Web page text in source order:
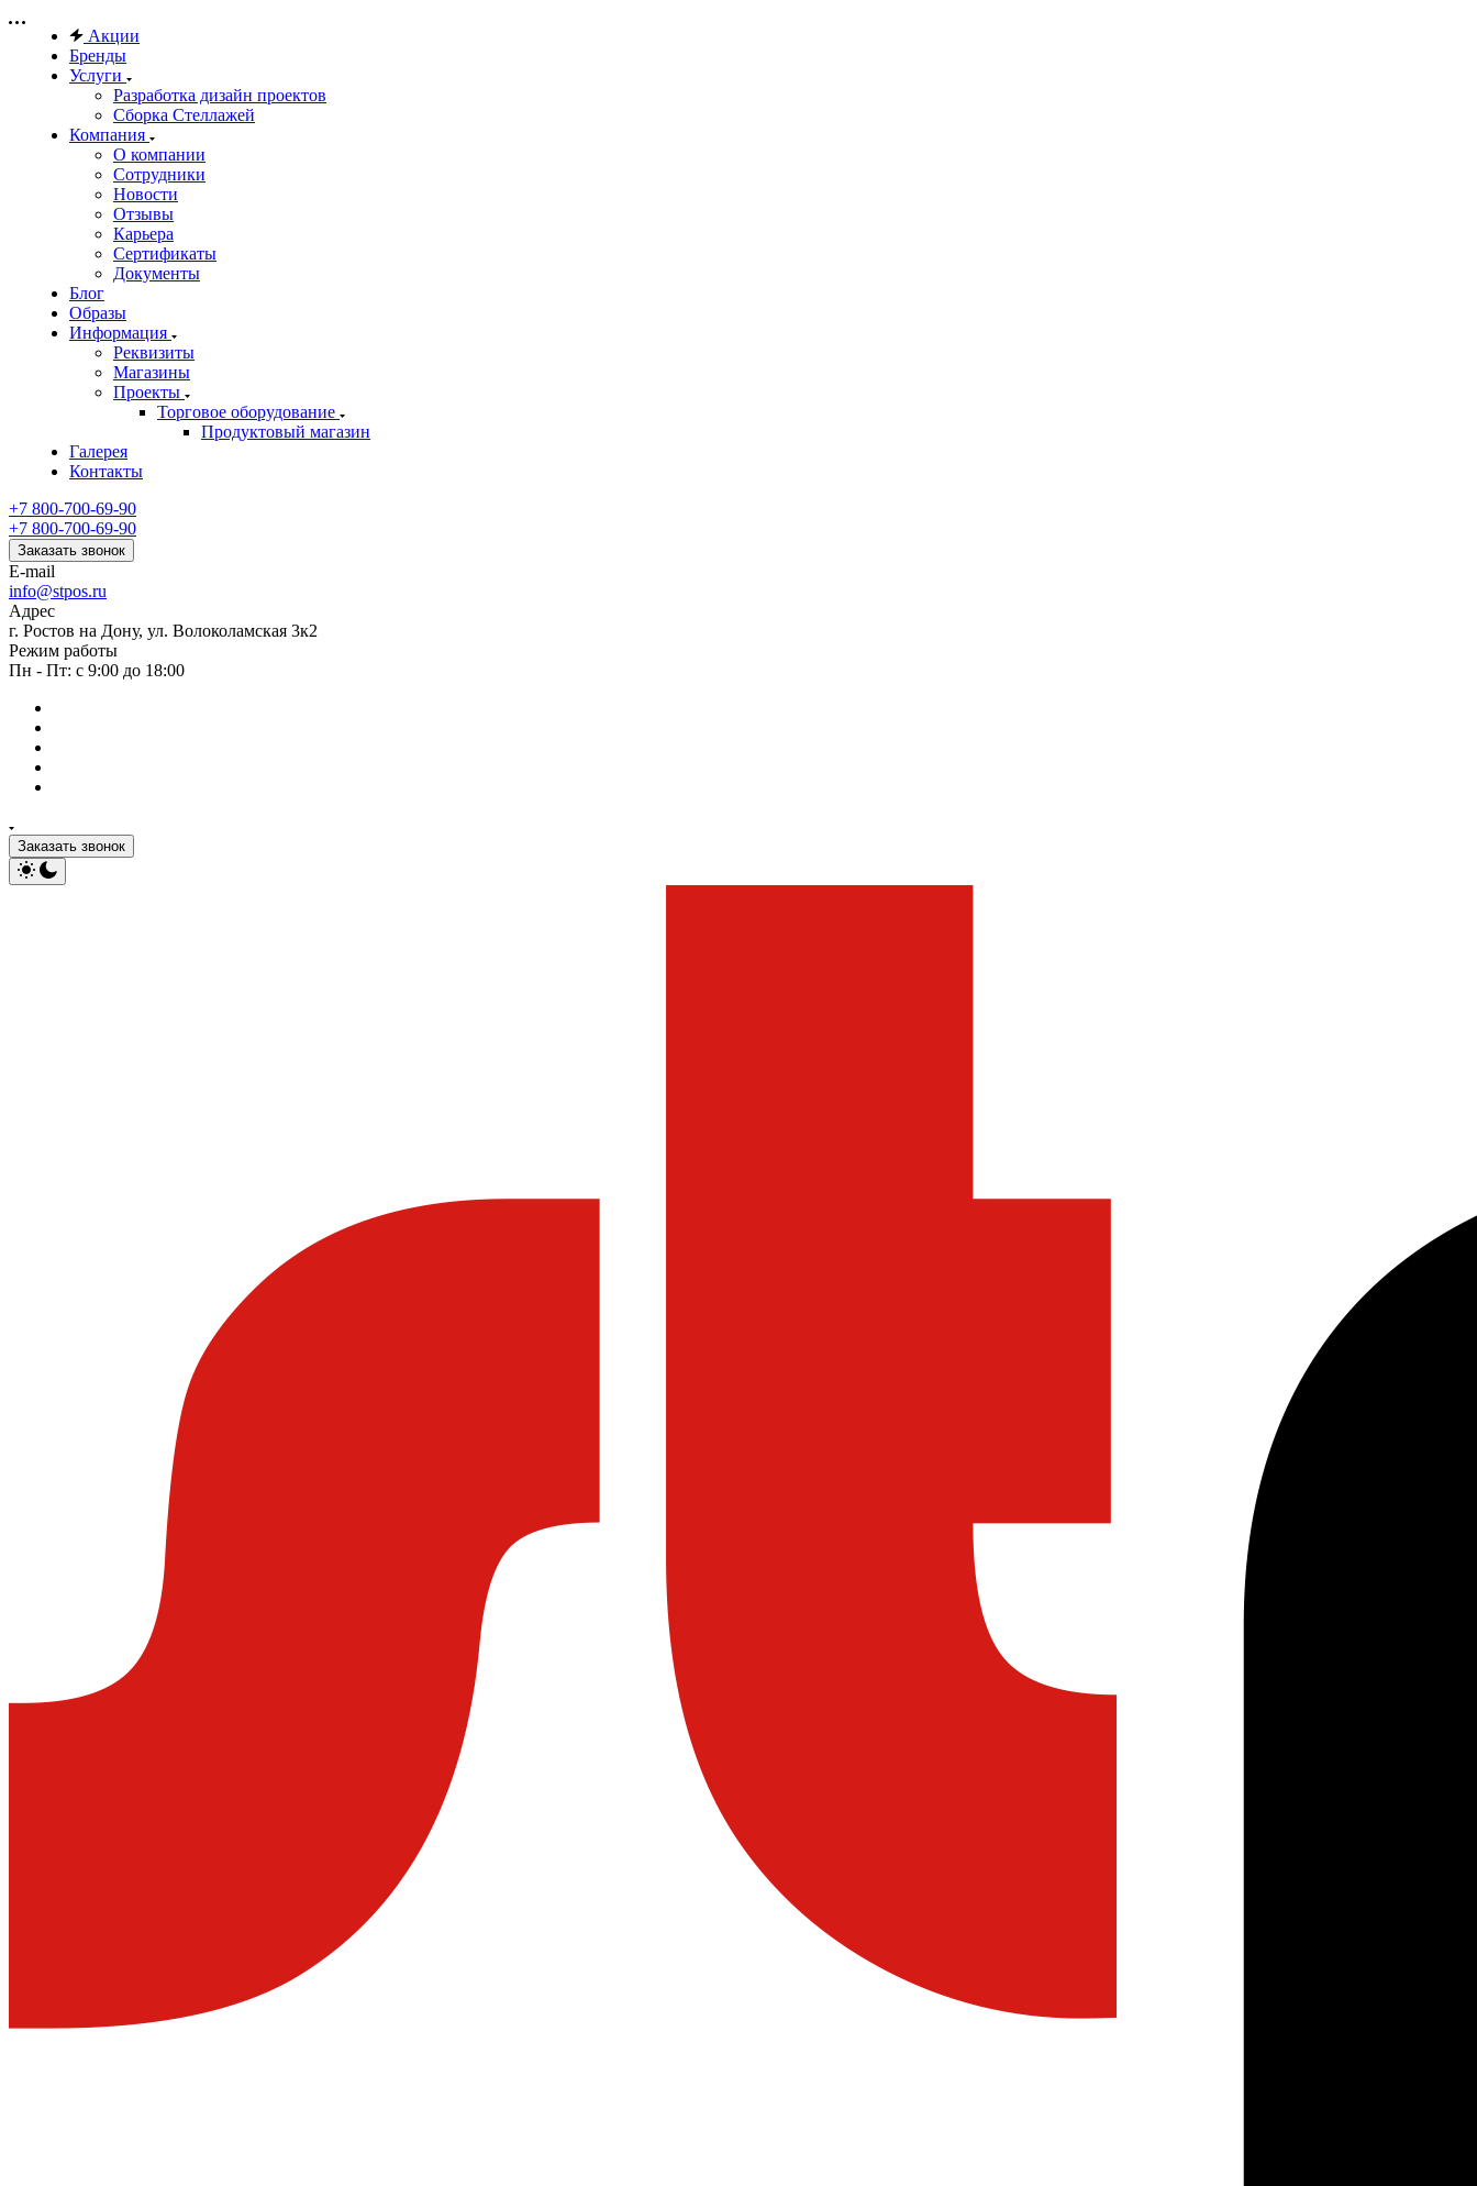
Акции
Бренды
Услуги
Разработка дизайн проектов
Сборка Стеллажей
Компания
О компании
Сотрудники
Новости
Отзывы
Карьера
Сертификаты
Документы
Блог
Образы
Информация
Реквизиты
Магазины
Проекты
Торговое оборудование
Продуктовый магазин
Галерея
Контакты
+7 800-700-69-90
+7 800-700-69-90
Заказать звонок
E-mail
info@stpos.ru
Адрес
г. Ростов на Дону, ул. Волоколамская 3к2
Режим работы
Пн - Пт: с 9:00 до 18:00
Заказать звонок